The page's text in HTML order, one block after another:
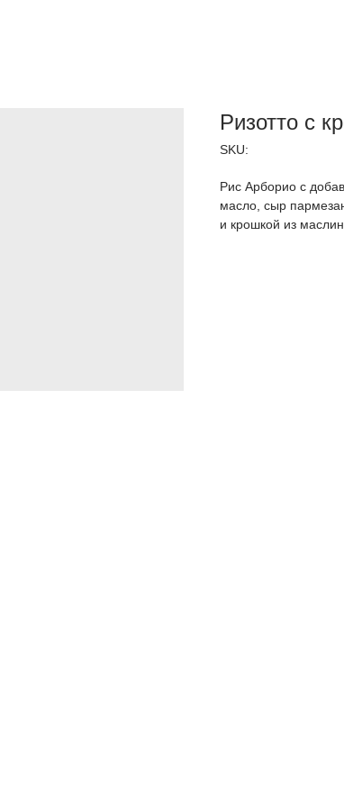
Ризотто с
SKU:
Рис Арборио с
масло, сыр
и крошкой из маслин.